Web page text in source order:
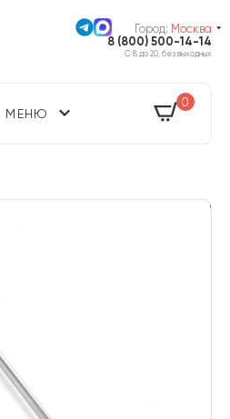
Город: Москва
8 (800) 500-14-14
С 8 до 20, без выходных
МЕНЮ
0